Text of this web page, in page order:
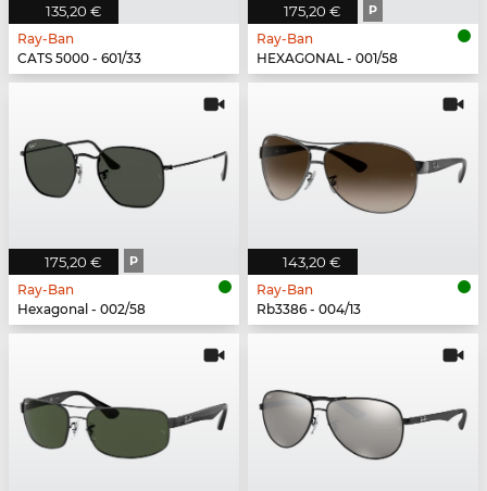
135,20 €
Ray-Ban
CATS 5000 - 601/33
175,20 € P
Ray-Ban
HEXAGONAL - 001/58
175,20 € P
Ray-Ban
Hexagonal - 002/58
143,20 €
Ray-Ban
Rb3386 - 004/13